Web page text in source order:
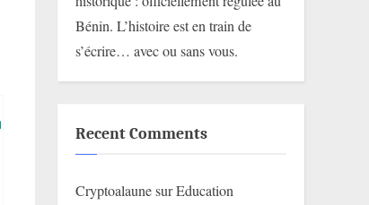
Bénin. L’histoire est en train de
s’écrire… avec ou sans vous.
Recent Comments
CryptoalaunesurEducation